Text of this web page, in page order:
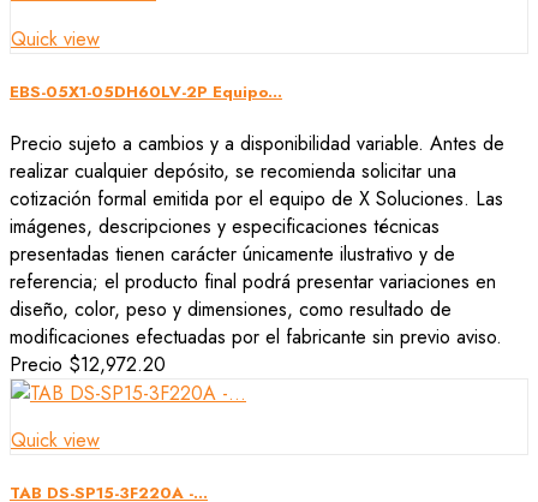
Quick view
EBS-05X1-05DH60LV-2P Equipo...
Precio sujeto a cambios y a disponibilidad variable. Antes de
realizar cualquier depósito, se recomienda solicitar una
cotización formal emitida por el equipo de X Soluciones. Las
imágenes, descripciones y especificaciones técnicas
presentadas tienen carácter únicamente ilustrativo y de
referencia; el producto final podrá presentar variaciones en
diseño, color, peso y dimensiones, como resultado de
modificaciones efectuadas por el fabricante sin previo aviso.
Precio $12,972.20
Quick view
TAB DS-SP15-3F220A -...